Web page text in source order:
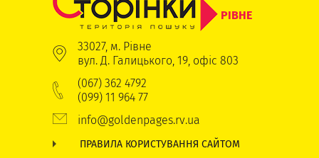
РІВНЕ
33027, м. Рівне
вул. Д. Галицького, 19, офіс 803
(067) 362 4792
(099) 11 964 77
info@goldenpages.rv.ua
ПРАВИЛА КОРИСТУВАННЯ САЙТОМ